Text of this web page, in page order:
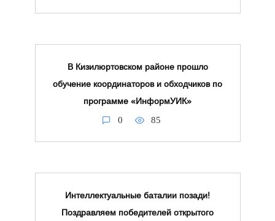
В Кизилюртовском районе прошло
обучение координаторов и обходчиков по
программе «ИнформУИК»
0 85
Интеллектуальные баталии позади!
Поздравляем победителей открытого